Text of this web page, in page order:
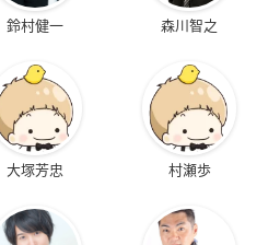
鈴村健一 森川智之
大塚芳忠 村瀬歩